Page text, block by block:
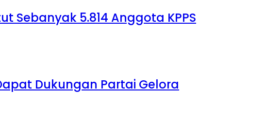
Sebanyak 5.814 Anggota KPPS
Dukungan Partai Gelora